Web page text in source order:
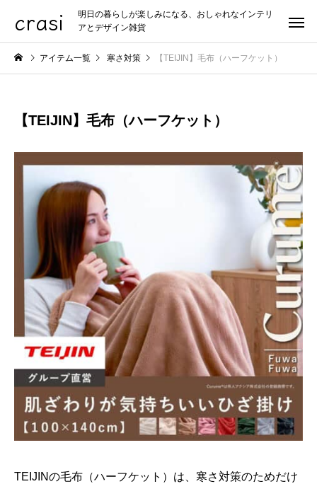
crasi
明日の暮らしが楽しみになる、おしゃれなインテリ
アとデザイン雑貨
アイテム一覧 寒さ対策 【TEIJIN】毛布（ハーフケット）
【TEIJIN】毛布（ハーフケット）
TEIJINの毛布（ハーフケット）は、寒さ対策のためだけ